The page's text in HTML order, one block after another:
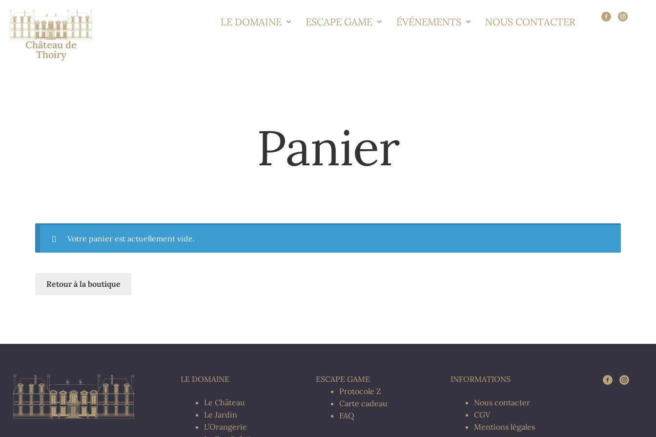
Château de
Thoiry
LE DOMAINE ESCAPE GAME ÉVÉNEMENTS NOUS CONTACTER
Panier
Votre panier est actuellement vide.
Retour à la boutique
LE DOMAINE
Le Château
Le Jardin
L’Orangerie
ESCAPE GAME
Protocole Z
Carte cadeau
FAQ
INFORMATIONS
Nous contacter
CGV
Mentions légales